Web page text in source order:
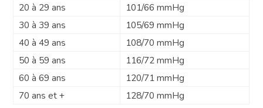
20 à 29 ans
101/66 mmHg
30 à 39 ans
105/69 mmHg
40 à 49 ans
108/70 mmHg
50 à 59 ans
116/72 mmHg
60 à 69 ans
120/71 mmHg
70 ans et +
128/70 mmHg